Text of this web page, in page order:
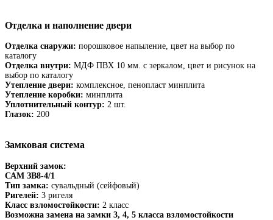
Отделка и наполнение двери
Отделка снаружи: порошковое напыление, цвет на выбор по
каталогу
Отделка внутри: МДФ ПВХ 10 мм. с зеркалом, цвет и рисунок на
выбор по каталогу
Утепление двери: комплексное, пенопласт минплита
Утепление коробки: минплита
Уплотнительный контур: 2 шт.
Глазок: 200
Замковая система
Верхний замок:
САМ ЗВ8-4/1
Тип замка: сувальдный (сейфовый)
Ригелей: 3 ригеля
Класс взломостойкости: 2 класс
Возможна замена на замки 3, 4, 5 класса взломостойкости